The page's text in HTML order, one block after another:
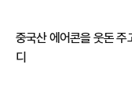
중국산 에어콘을 웃돈 주
디